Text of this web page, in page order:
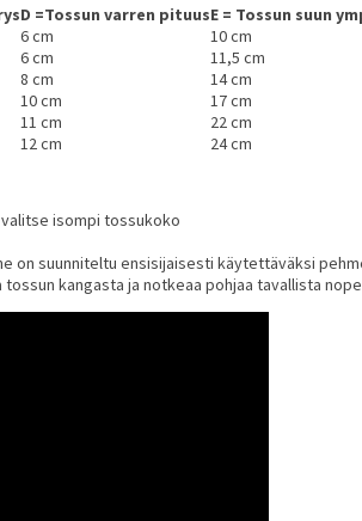
D =Tossun varren pituusE = Tossun suun
6 cm
10 cm
6 cm
11,5 cm
8 cm
14 cm
10 cm
17 cm
11 cm
22 cm
12 cm
24 cm
isompi tossukoko
on suunniteltu ensisijaisesti käytettäväksi
kangasta ja notkeaa pohjaa tavallista